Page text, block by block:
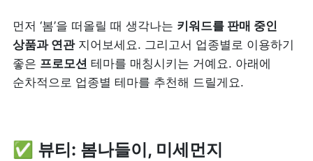
먼저 ‘봄’을 떠올릴 때 생각나는 키워드를 판매 중인
상품과 연관 지어보세요. 그리고서 업종별로 이용하기
좋은 프로모션 테마를 매칭시키는 거예요. 아래에
순차적으로 업종별 테마를 추천해 드릴게요.
✅ 뷰티: 봄나들이, 미세먼지